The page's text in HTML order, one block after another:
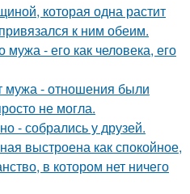
которая одна растит
к ним обеим.
- его как человека, его
мужа - отношения были
не могла.
- собрались у друзей.
выстроена как спокойное,
в котором нет ничего